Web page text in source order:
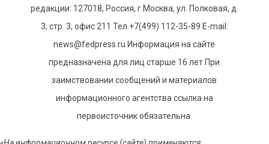
редакции: 127018, Россия, г.Москва, ул. Полковая, д.
3, стр. 3, офис 211 Тел.+7(499) 112-35-89 E-mail:
news@fedpress.ru Информация на сайте
предназначена для лиц старше 16 лет При
заимствовании сообщений и материалов
информационного агентства ссылка на
первоисточник обязательна.